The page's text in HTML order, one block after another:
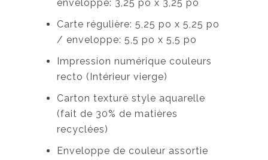
enveloppe: 3,25 po x 3,25 po
Carte régulière: 5,25 po x 5,25 po
/ enveloppe: 5,5 po x 5,5 po
Impression numérique couleurs
recto (Intérieur vierge)
Carton texturé style aquarelle
(fait de 30% de matières
recyclées)
Enveloppe de couleur assortie